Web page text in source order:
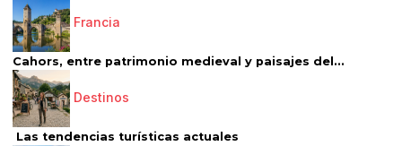
Francia
Cahors, entre patrimonio medieval y paisajes del...
Destinos
Las tendencias turísticas actuales